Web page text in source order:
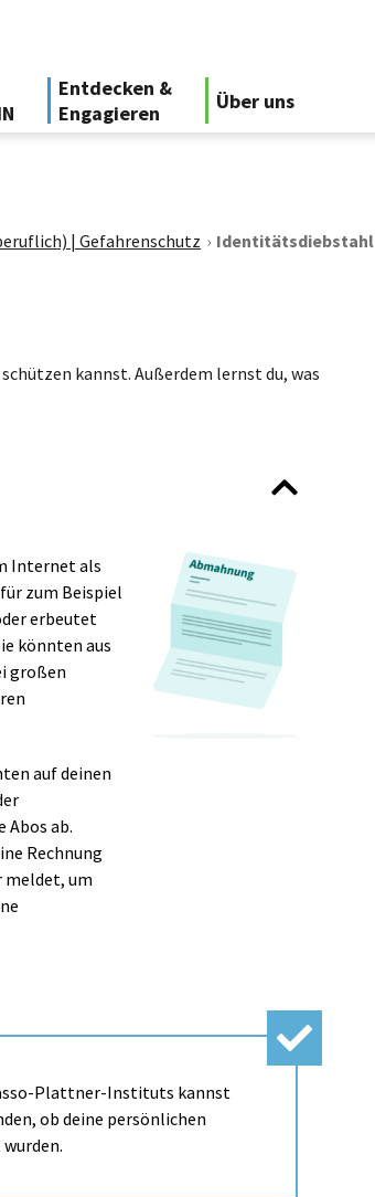
Entdecken &
Engagieren
Über uns
| Gefahrenschutz Identitätsdiebstahl
kannst. Außerdem lernst du, was
Internet als
zum Beispiel
erbeutet
könnten aus
großen
auf deinen
ab.
Rechnung
meldet, um
Plattner-Instituts kannst
ob deine persönlichen